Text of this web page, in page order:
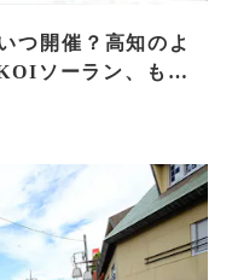
つ開催？高知のよ
ソーラン、もう